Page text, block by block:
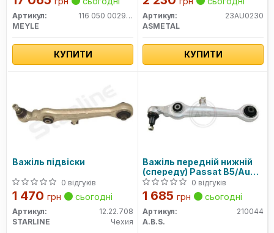
Артикул:
116 050 0029HD
MEYLE
КУПИТИ
Артикул:
23AU0230
ASMETAL
КУПИТИ
Важіль підвіски
0 відгуків
1 470 грн сьогодні
Артикул:
12.22.708
STARLINE
Чехия
Важіль передній нижній
(спереду) Passat B5/Audi
A4 95-02/A6 97-05 (конус
20мм)
0 відгуків
1 685 грн сьогодні
Артикул:
210044
A.B.S.